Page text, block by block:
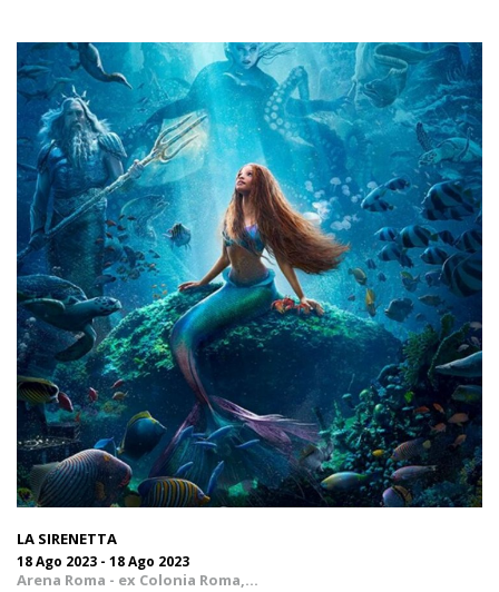
LA SIRENETTA
18 Ago 2023 - 18 Ago 2023
Arena Roma - ex Colonia Roma,...